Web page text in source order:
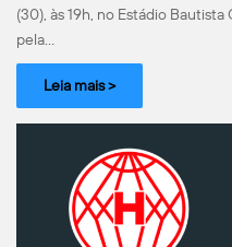
(30), às 19h, no Estádio
pela…
Leia mais >